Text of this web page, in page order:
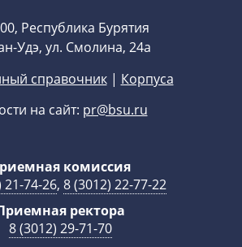
Республика Бурятия
Удэ, ул. Смолина, 24а
справочник| Корпуса
на сайт: pr@bsu.ru
комиссия
21-74-26, 8 (3012) 22-77-22
ректора
8 (3012) 29-71-70